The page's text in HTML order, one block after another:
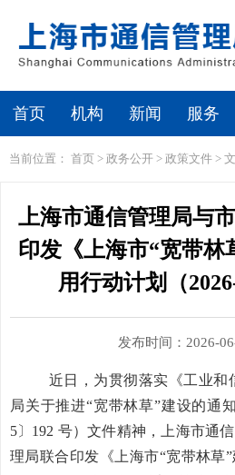
首页 机构 新闻 服务
当前位置： 首页 > 政务公开 > 政策文件 >
上海市通信管理局与
印发《上海市“宽带林
用行动计划（
发布时间：2026-
近日，为贯彻落实《工业和
局关于推进“宽带林草”建设的通
5〕 192 号）文件精神，上海市通
理局联合印发《上海市“宽带林草”